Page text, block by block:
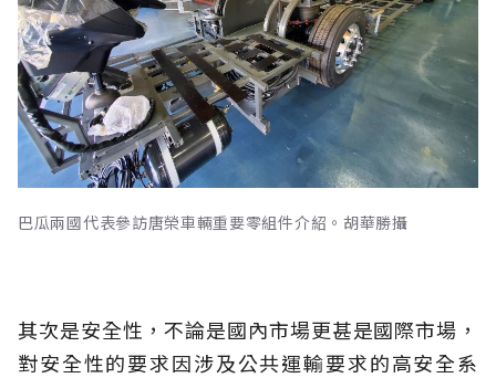
巴瓜兩國代表參訪唐榮車輛重要零組件介紹。胡華勝攝
其次是安全性，不論是國內市場更甚是國際市場，
對安全性的要求因涉及公共運輸要求的高安全系